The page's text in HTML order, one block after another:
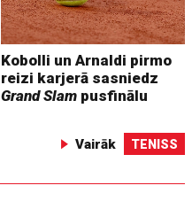
Kobolli un Arnaldi pirmo
reizi karjerā sasniedz
Grand Slam pusfinālu
Vairāk TENISS